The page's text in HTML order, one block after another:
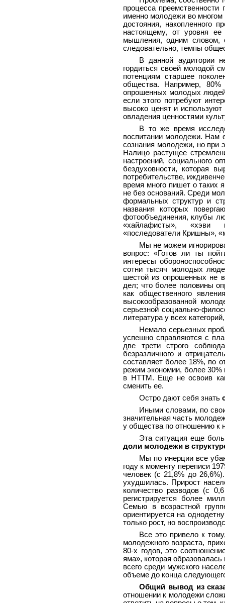
процесса
именно молодежи во многом
достояния, накопленного
настоящему, от уровня ее
мышления, одним словом,
следовательно, темпы
В данной аудитории
гордиться своей молодой
потенциям старшее
общества. Например, 80%
опрошенных молодых людей
если этого потребуют
высоко ценят и
овладения ценностями
В то же время
воспитании молодежи. Нам
сознания молодежи, но при
Налицо растущее
настроений, социального
бездуховности, которая
потребительстве,
время много пишет о таких
не без оснований. Среди
формальных структур и
названия которых
фотообъединения, клубы
«хайлафисты», «хэви
«последователи Кришны»,
Мы не можем
вопрос: «Готов ли ты
интересы
сотни тысяч молодых
шестой из опрошенных не
дел; что более половины
как общественного
высокообразованной
серьезной социально-
литература у всех
Немало серьезных
успешно справляются с
две трети строго
безразличного и
составляет более 18%, по
режим экономии, более
в НТТМ. Еще не освоив
сменить ее.
Остро дают себя знать
Иными словами, по
значительная часть
у общества по отношению к
Эта ситуация еще
доли молодежи в
Мы по инерции все
году к моменту переписи
человек (с 21,8% до
ухудшилась. Прирост
количество разводов (с
регистрируется более
Семью в возрастной
ориентируется на
только рост, но
Все это привело к
молодежного возраста,
80-х годов, это
яма», которая
всего среди мужского
объеме до конца
Общий вывод из
отношении к молодежи